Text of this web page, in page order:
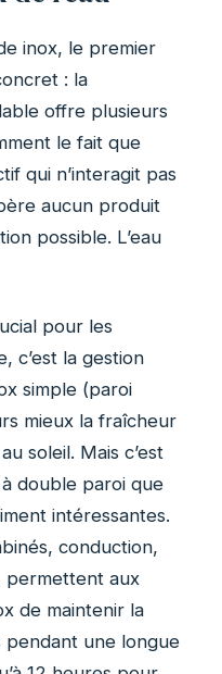
inox, le premier
: la
offre plusieurs
le fait que
qui n’interagit pas
aucun produit
possible. L’eau
pour les
c’est la gestion
simple (paroi
mieux la fraîcheur
soleil. Mais c’est
double paroi que
intéressantes.
conduction,
permettent aux
de maintenir la
une longue